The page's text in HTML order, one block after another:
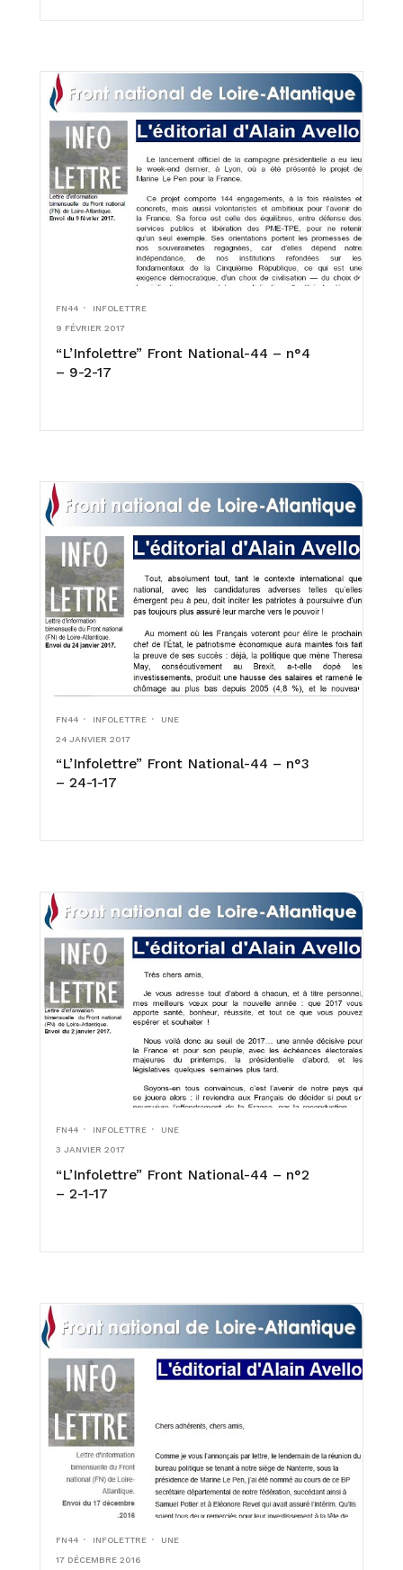
FN44
INFOLETTRE
9 FÉVRIER 2017
“L’Infolettre” Front National-44 – n°4
– 9-2-17
FN44 INFOLETTRE
UNE
24 JANVIER 2017
“L’Infolettre” Front National-44 – n°3
– 24-1-17
FN44 INFOLETTRE
UNE
3 JANVIER 2017
“L’Infolettre” Front National-44 – n°2
– 2-1-17
FN44 INFOLETTRE
UNE
17 DÉCEMBRE 2016